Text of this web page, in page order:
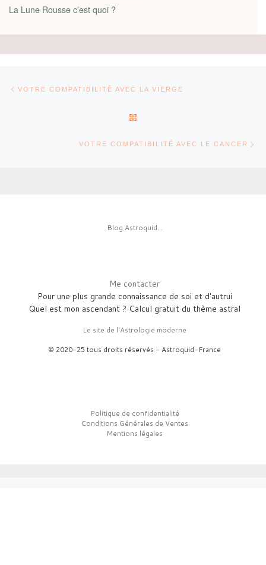
La Lune Rousse c’est quoi ?
VOTRE COMPATIBILITÉ AVEC LA VIERGE
VOTRE COMPATIBILITÉ AVEC LE CANCER
Blog Astroquid...
Me contacter
Pour une plus grande connaissance de soi et d'autrui
Quel est mon ascendant ? Calcul gratuit du thème astral
Le site de l'Astrologie moderne
© 2020-25 tous droits réservés - Astroquid-France
Politique de confidentialité
Conditions Générales de Ventes
Mentions légales